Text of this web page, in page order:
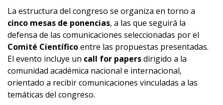
La estructura del congreso se organiza en torno a
cinco mesas de ponencias, a las que seguirá la
defensa de las comunicaciones seleccionadas por el
Comité Científicoentre las propuestas presentadas.
El evento incluye un call for papersdirigido a la
comunidad académica nacional e internacional,
orientado a recibir comunicaciones vinculadas a las
temáticas del congreso.